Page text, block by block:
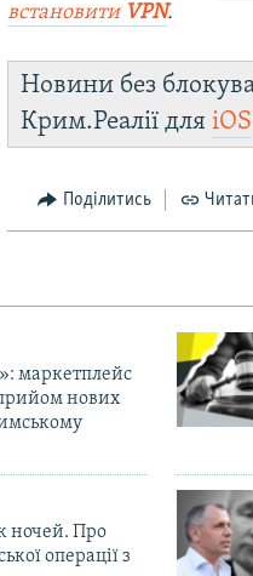
встановити VPN.
Новини без
Крим.Реалії дляiOS
Поділитись
маркетплейс
нових
ночей. Про
операції з